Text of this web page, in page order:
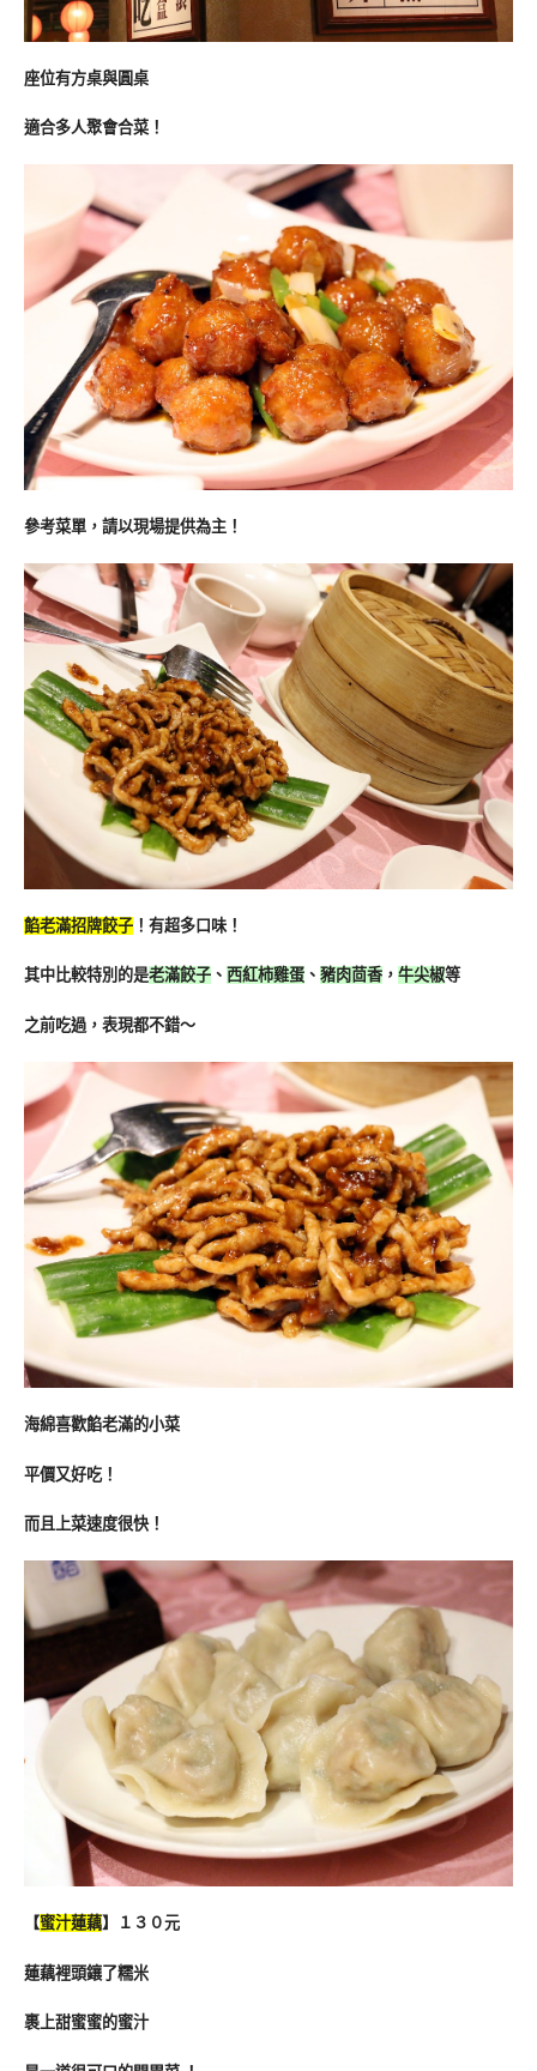
座位有方桌與圓桌
適合多人聚會合菜！
參考菜單，請以現場提供為主！
餡老滿招牌餃子 ！有超多口味！
其中比較特別的是老滿餃子 、 西紅柿雞蛋 、 豬肉茴香 ， 牛尖椒等
之前吃過，表現都不錯～
海綿喜歡餡老滿的小菜
平價又好吃！
而且上菜速度很快！
【蜜汁蓮藕】１３０元
蓮藕裡頭鑲了糯米
裹上甜蜜蜜的蜜汁